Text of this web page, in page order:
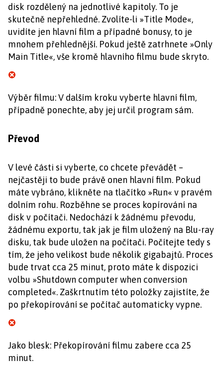
disk rozdělený na jednotlivé kapitoly. To je
skutečně nepřehledné. Zvolíte-li »Title Mode«,
uvidíte jen hlavní film a případné bonusy, to je
mnohem přehlednější. Pokud ještě zatrhnete »Only
Main Title«, vše kromě hlavního filmu bude skryto.
Výběr filmu: V dalším kroku vyberte hlavní film,
případně ponechte, aby jej určil program sám.
Převod
V levé části si vyberte, co chcete převádět –
nejčastěji to bude právě onen hlavní film. Pokud
máte vybráno, klikněte na tlačítko »Run« v pravém
dolním rohu. Rozběhne se proces kopírování na
disk v počítači. Nedochází k žádnému převodu,
žádnému exportu, tak jak je film uložený na Blu-ray
disku, tak bude uložen na počítači. Počítejte tedy s
tím, že jeho velikost bude několik gigabajtů. Proces
bude trvat cca 25 minut, proto máte k dispozici
volbu »Shutdown computer when conversion
completed«. Zaškrtnutím této položky zajistíte, že
po překopírování se počítač automaticky vypne.
Jako blesk: Překopírování filmu zabere cca 25
minut.